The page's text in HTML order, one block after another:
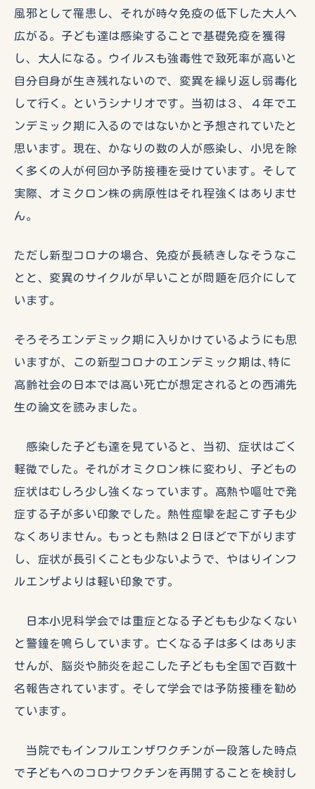
風邪として罹患し、それが時々免疫の低下した大人へ
広がる。子ども達は感染することで基礎免疫を獲得
し、大人になる。ウイルスも強毒性で致死率が高いと
自分自身が生き残れないので、変異を繰り返し弱毒化
して行く。というシナリオです。当初は３、４年でエ
ンデミック期に入るのではないかと予想されていたと
思います。現在、かなりの数の人が感染し、小児を除
く多くの人が何回か予防接種を受けています。そして
実際、オミクロン株の病原性はそれ程強くはありませ
ん。
ただし新型コロナの場合、免疫が長続きしなそうなこ
とと、変異のサイクルが早いことが問題を厄介にして
います。
そろそろエンデミック期に入りかけているようにも思
いますが、この新型コロナのエンデミック期は､特に
高齢社会の日本では高い死亡が想定されるとの西浦先
生の論文を読みました。
感染した子ども達を見ていると、当初、症状はごく
軽微でした。それがオミクロン株に変わり、子どもの
症状はむしろ少し強くなっています。高熱や嘔吐で発
症する子が多い印象でした。熱性痙攣を起こす子も少
なくありません。もっとも熱は２日ほどで下がります
し、症状が長引くことも少ないようで、やはりインフ
ルエンザよりは軽い印象です。
日本小児科学会では重症となる子どもも少なくない
と警鐘を鳴らしています。亡くなる子は多くはありま
せんが、脳炎や肺炎を起こした子どもも全国で百数十
名報告されています。そして学会では予防接種を勧め
ています。
当院でもインフルエンザワクチンが一段落した時点
で子どもへのコロナワクチンを再開することを検討し